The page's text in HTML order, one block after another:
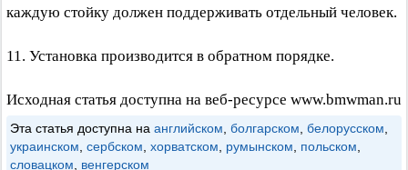
каждую стойку должен поддерживать отдельный человек.
11. Установка производится в обратном порядке.
Исходная статья доступна на веб-ресурсе www.bmwman.ru
Эта статья доступна на английском болгарском белорусском
украинском сербском хорватском румынском польском
словацком
венгерском